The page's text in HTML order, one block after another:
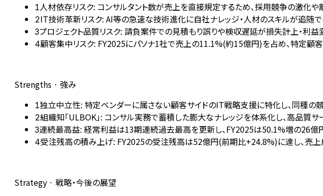
1人材依存リスク: コンサルタント数が売上を直接規定するため、採用競争の激化
2IT技術革新リスク: AI等の急速な技術進化に自社ナレッジ・人材のスキルが追随
3プロジェクト品質リスク: 請負案件での見積もり誤りや検収遅延が損失計上・利
4顧客集中リスク: FY2025にパソナ1社で売上の11.1%(約15億円)を占め、特定顧
Strengths · 強み
1独立中立性: 特定ベンダーに属さない顧客サイドのIT戦略支援に特化し、同種の
2組織知「ULBOK」: コンサル実務で蓄積した膨大なナレッジを体系化し、高品質
3連続最高益: 経常利益は13期連続過去最高を更新し、FY2025は50.1%増の26億
4受注残高の積み上げ: FY2025の受注残高は52億円(前期比+24.8%)に達し、売
Strategy · 戦略・今後の展望